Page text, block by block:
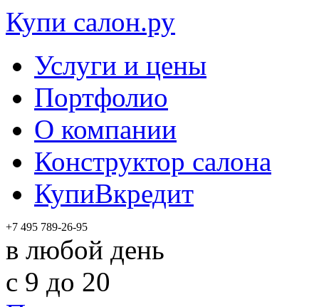
Купи салон.ру
Услуги и цены
Портфолио
О компании
Конструктор салона
КупиВкредит
+7 495 789-26-95
в любой день
c 9 до 20